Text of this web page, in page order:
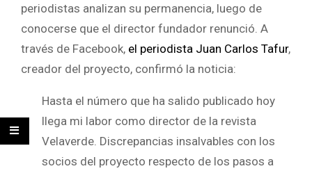
periodistas analizan su permanencia, luego de
conocerse que el director fundador renunció. A
través de Facebook, el periodista Juan Carlos Tafur,
creador del proyecto, confirmó la noticia:
Hasta el número que ha salido publicado hoy
llega mi labor como director de la revista
Velaverde. Discrepancias insalvables con los
socios del proyecto respecto de los pasos a